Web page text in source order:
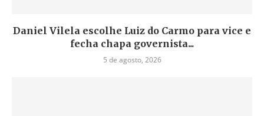
Daniel Vilela escolhe Luiz do Carmo para vice e
fecha chapa governista...
5 de agosto, 2026